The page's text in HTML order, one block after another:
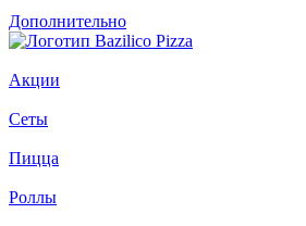
Дополнительно
Акции
Сеты
Пицца
Роллы